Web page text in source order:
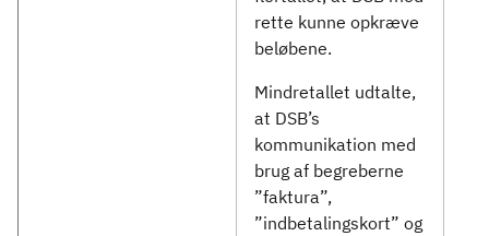
rette kunne opkræve
beløbene.
Mindretallet udtalte,
at DSB’s
kommunikation med
brug af begreberne
”faktura”,
”indbetalingskort” og